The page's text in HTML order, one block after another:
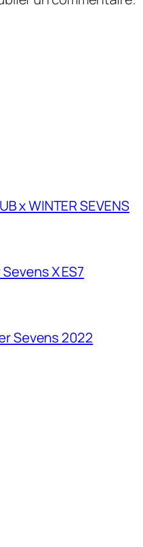
x WINTER SEVENS
X ES7
Sevens 2022